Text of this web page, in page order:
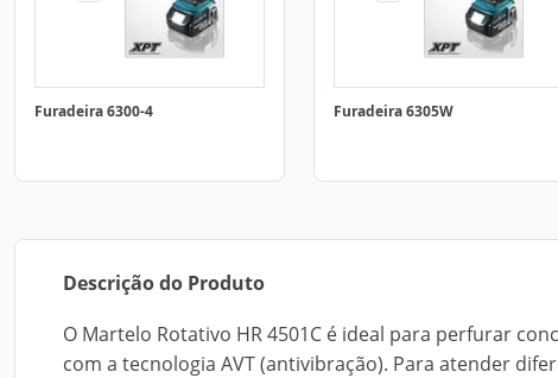
Furadeira 6300-4 Furadeira 6305W
Descrição do Produto
O Martelo Rotativo HR 4501C é ideal para perfurar
com a tecnologia AVT (antivibração). Para atender